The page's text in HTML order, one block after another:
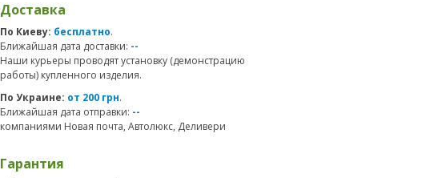
Доставка
По Киеву: бесплатно.
Ближайшая дата доставки: --
Наши курьеры проводят установку (демонстрацию
работы) купленного изделия.
По Украине: от 200 грн.
Ближайшая дата отправки: --
компаниями Новая почта, Автолюкс, Деливери
Гарантия